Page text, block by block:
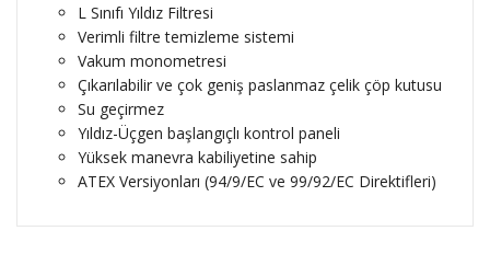
L Sınıfı Yıldız Filtresi
Verimli filtre temizleme sistemi
Vakum monometresi
Çıkarılabilir ve çok geniş paslanmaz çelik çöp kutusu
Su geçirmez
Yıldız-Üçgen başlangıçlı kontrol paneli
Yüksek manevra kabiliyetine sahip
ATEX Versiyonları (94/9/EC ve 99/92/EC Direktifleri)